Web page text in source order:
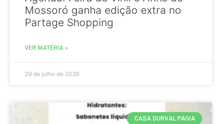
Mossoró ganha edição extra no
Partage Shopping
VER MATÉRIA »
29 de julho de 2026
CASA DURVAL PAIVA